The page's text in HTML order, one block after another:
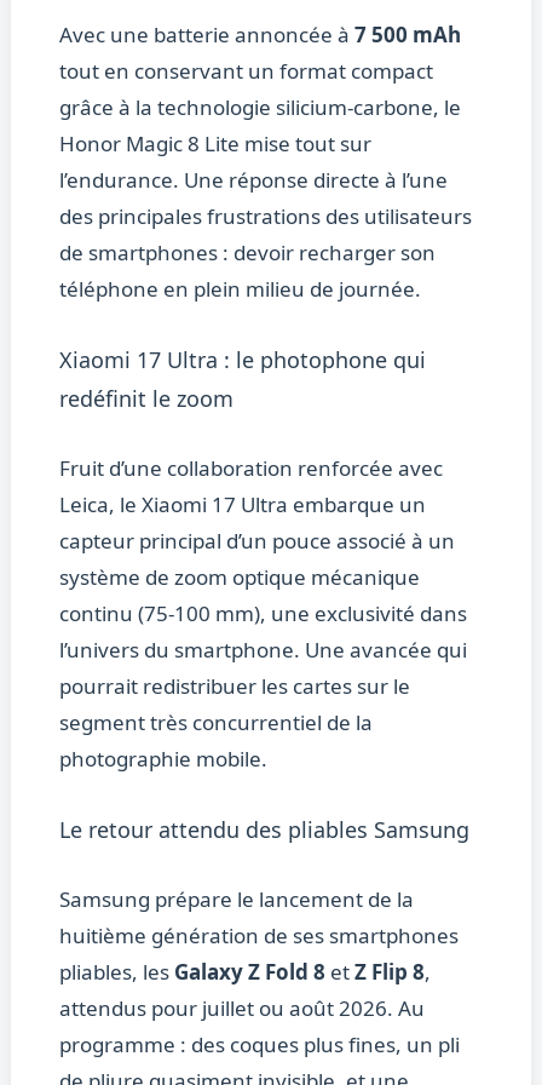
Avec une batterie annoncée à 7 500 mAh
tout en conservant un format compact
grâce à la technologie silicium-carbone, le
Honor Magic 8 Lite mise tout sur
l’endurance. Une réponse directe à l’une
des principales frustrations des utilisateurs
de smartphones : devoir recharger son
téléphone en plein milieu de journée.
Xiaomi 17 Ultra : le photophone qui
redéfinit le zoom
Fruit d’une collaboration renforcée avec
Leica, le Xiaomi 17 Ultra embarque un
capteur principal d’un pouce associé à un
système de zoom optique mécanique
continu (75-100 mm), une exclusivité dans
l’univers du smartphone. Une avancée qui
pourrait redistribuer les cartes sur le
segment très concurrentiel de la
photographie mobile.
Le retour attendu des pliables Samsung
Samsung prépare le lancement de la
huitième génération de ses smartphones
pliables, les Galaxy Z Fold 8 etZ Flip 8,
attendus pour juillet ou août 2026. Au
programme : des coques plus fines, un pli